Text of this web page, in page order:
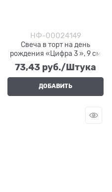
НФ-00024149
Свеча в торт на день
рождения «Цифра 3 », 9 см
73,43 руб./Штука
ДОБАВИТЬ